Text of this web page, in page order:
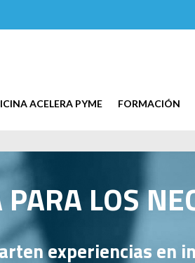
ACELERA PYME FORMACIÓN
PARA LOS
experiencias en